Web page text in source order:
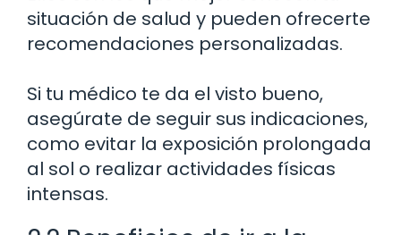
situación de salud y pueden ofrecerte
recomendaciones personalizadas.
Si tu médico te da el visto bueno,
asegúrate de seguir sus indicaciones,
como evitar la exposición prolongada
al sol o realizar actividades físicas
intensas.